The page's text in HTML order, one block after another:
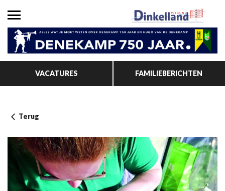
VACATURES FAMILIEBERICHTEN
Terug